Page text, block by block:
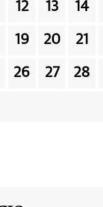
12 13 14
19 20 21
26 27 28